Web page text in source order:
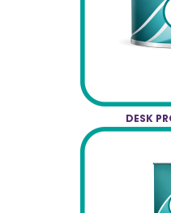
DESK